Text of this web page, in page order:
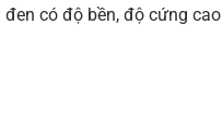
có độ bền, độ cứng cao